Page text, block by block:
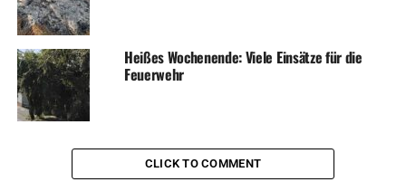
Heißes Wochenende: Viele Einsätze für die
Feuerwehr
CLICK TO COMMENT